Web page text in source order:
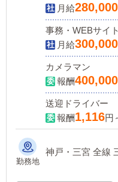
月給280,000
事務・WEBサイ
月給300,000
カメラマン
報酬400,000
送迎ドライバー
報酬1,116円
勤務地
神戸・三宮 全線